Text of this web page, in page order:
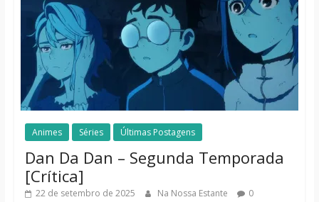
Animes Séries Últimas Postagens
Dan Da Dan – Segunda Temporada
[Crítica]
22 de setembro de 2025 Na Nossa Estante 0